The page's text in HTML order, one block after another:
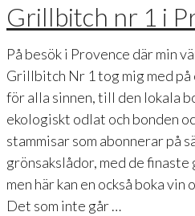
Grillbitch nr 1 i
På besök i Provence där min
Grillbitch Nr 1 tog mig med på
för alla sinnen, till den lokala
ekologiskt odlat och bonden
stammisar som abonnerar på
grönsakslådor, med de
men här kan en också boka
Det som inte går …